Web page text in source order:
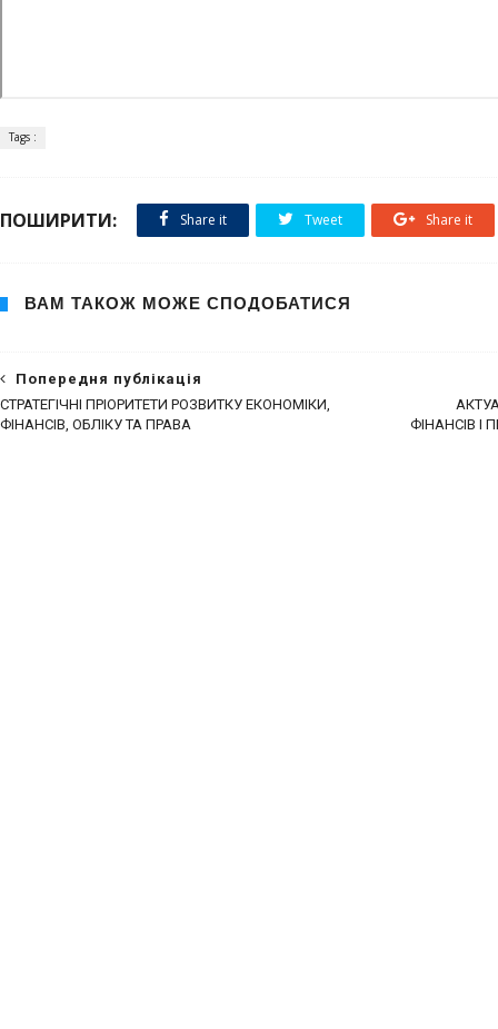
Tags :
ПОШИРИТИ: Share it Tweet Share it
ВАМ ТАКОЖ МОЖЕ СПОДОБАТИСЯ
ФІНАНСІВ І
Попередня публікація
СТРАТЕГІЧНІ ПРІОРИТЕТИ РОЗВИТКУ ЕКОНОМІКИ,
ФІНАНСІВ, ОБЛІКУ ТА ПРАВА